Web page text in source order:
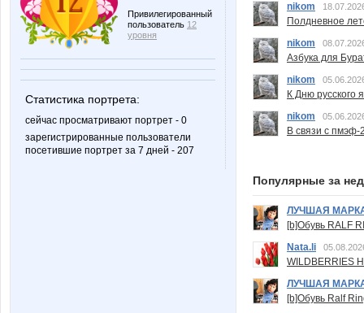
Привилегированный
пользователь 12
уровня
Статистика портрета:
сейчас просматривают портрет - 0
зарегистрированные пользователи
посетившие портрет за 7 дней - 207
nikom
Полдневное
nikom
Азбука для
nikom
К Дню русского
nikom
В связи с пмэф-
Популярные за
ЛУЧШАЯ
[b]Обувь RALF
Nata.li
ЛУЧШАЯ
[b]Обувь Ralf